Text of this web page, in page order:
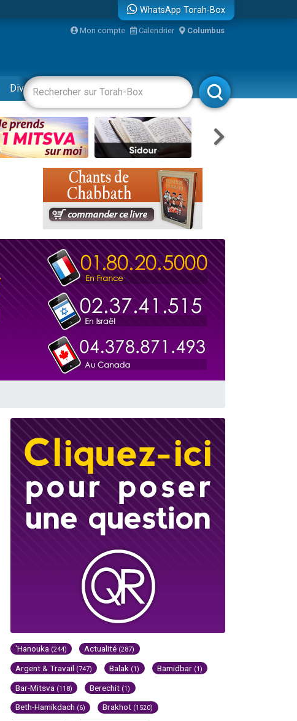
WhatsApp Torah-Box
Mon compte Calendrier Columbus
Divertissements Livres Rabbanim
'Hanouka (244) Actualité (287)
Argent & Travail (747) Balak (1) Bamidbar (1)
Bar-Mitsva (118) Berechit (1)
Beth-Hamikdach (6) Brakhot (1520)